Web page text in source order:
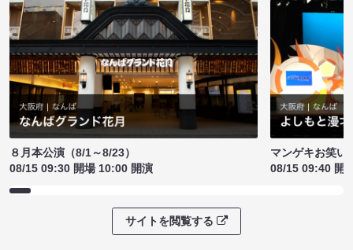
８月本公演（8/1～8/23）
08/15 09:30 開場 10:00 開演
マンゲキお笑い
08/15 09:40 開
サイトを閲覧する